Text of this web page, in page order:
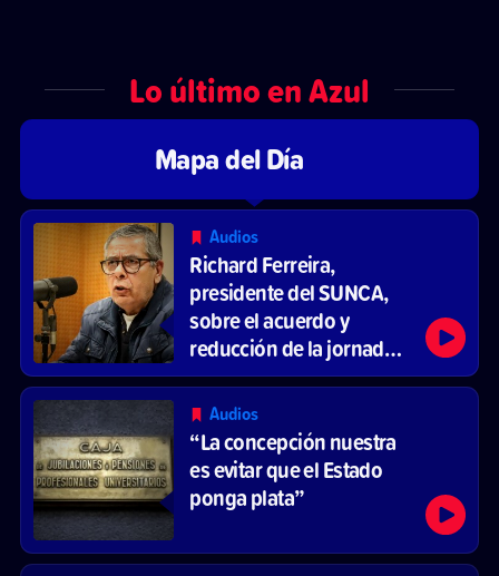
Lo último en Azul
Mapa del Día
Audios
Richard Ferreira,
presidente del SUNCA,
sobre el acuerdo y
reducción de la jornada
laboral
Audios
“La concepción nuestra
es evitar que el Estado
ponga plata”